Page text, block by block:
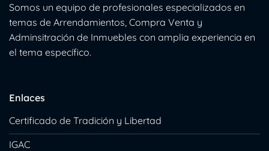
Somos un equipo de profesionales especializados en
temas de Arrendamientos, Compra Venta y
Adminsitración de Inmuebles con amplia experiencia en
el tema específico.
Enlaces
Certificado de Tradición y Libertad
IGAC